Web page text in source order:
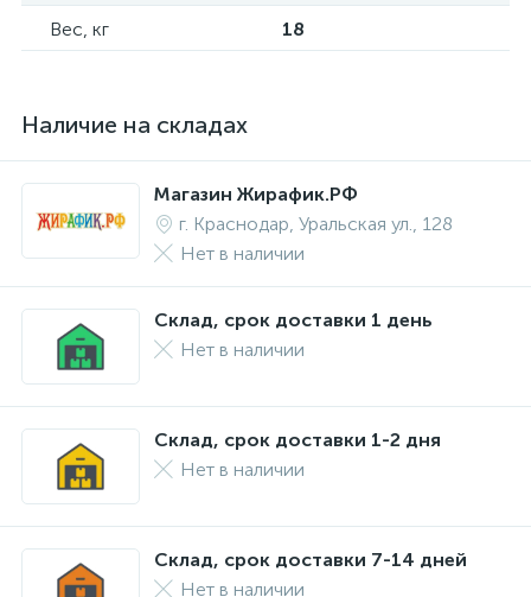
Вес, кг 18
Наличие на складах
Магазин Жирафик.РФ
г. Краснодар, Уральская ул., 128
Нет в наличии
Склад, срок доставки 1 день
Нет в наличии
Склад, срок доставки 1-2 дня
Нет в наличии
Склад, срок доставки 7-14 дней
Нет в наличии